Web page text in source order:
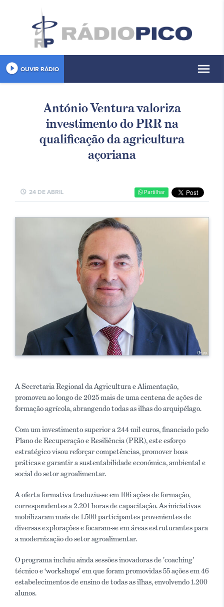
play_circle_filled OUVIR RÁDIO menu
António Ventura valoriza
investimento do PRR na
qualificação da agricultura
açoriana
schedule 24 DE ABRIL Partilhar
A Secretaria Regional da Agricultura e Alimentação,
promoveu ao longo de 2025 mais de uma centena de ações de
formação agrícola, abrangendo todas as ilhas do arquipélago.
Com um investimento superior a 244 mil euros, financiado pelo
Plano de Recuperação e Resiliência (PRR), este esforço
estratégico visou reforçar competências, promover boas
práticas e garantir a sustentabilidade económica, ambiental e
social do setor agroalimentar.
A oferta formativa traduziu-se em 106 ações de formação,
correspondentes a 2.201 horas de capacitação. As iniciativas
mobilizaram mais de 1.500 participantes provenientes de
diversas explorações e focaram-se em áreas estruturantes para
a modernização do setor agroalimentar.
O programa incluiu ainda sessões inovadoras de 'coaching'
técnico e ‘workshops’ em que foram promovidas 55 ações em 46
estabelecimentos de ensino de todas as ilhas, envolvendo 1.200
alunos.